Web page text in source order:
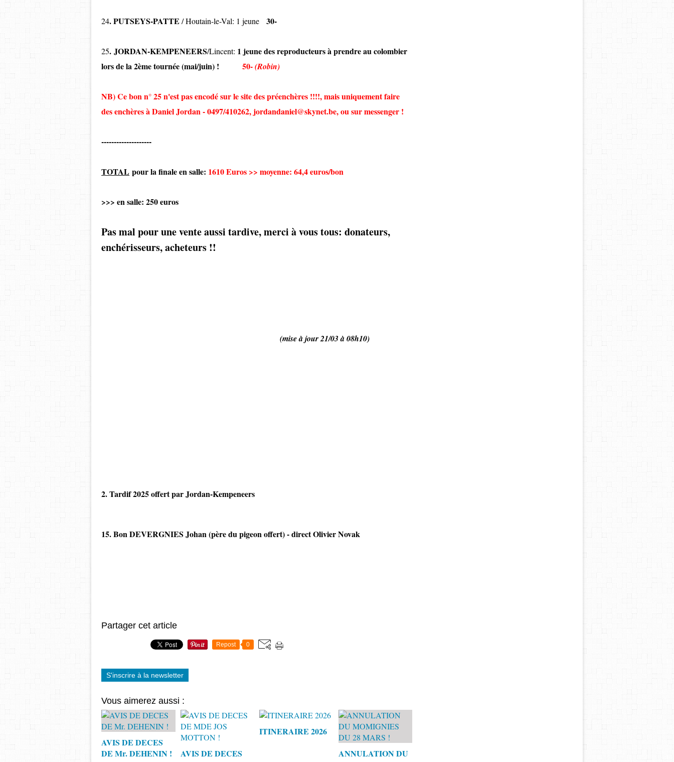
24. PUTSEYS-PATTE / Houtain-le-Val: 1 jeune 30-
25. JORDAN-KEMPENEERS/Lincent: 1 jeune des reproducteurs à prendre au colombier
lors de la 2ème tournée (mai/juin) !
50-(Robin)
NB) Ce bon n° 25 n'est pas encodé sur le site des préenchères !!!!, mais uniquement faire
des enchères à Daniel Jordan - 0497/410262, jordandaniel@skynet.be, ou sur messenger !
--------------------
TOTAL pour la finale en salle: 1610 Euros >> moyenne: 64,4 euros/bon
>>> en salle: 250 euros
Pas mal pour une vente aussi tardive, merci à vous tous: donateurs,
enchérisseurs, acheteurs !!
(mise à jour 21/03 à 08h10)
2. Tardif 2025 offert par Jordan-Kempeneers
15. Bon DEVERGNIES Johan (père du pigeon offert) - direct Olivier Novak
Partager cet article
Repost 0
S'inscrire à la newsletter
Vous aimerez aussi :
AVIS DE DECES
DE Mr. DEHENIN !
AVIS DE DECES
ITINERAIRE 2026
ANNULATION DU